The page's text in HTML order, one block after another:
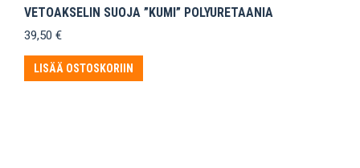
VETOAKSELIN SUOJA ”KUMI” POLYURETAANIA
39,50 €
LISÄÄ OSTOSKORIIN